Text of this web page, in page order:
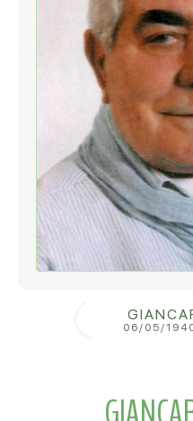
06/05/